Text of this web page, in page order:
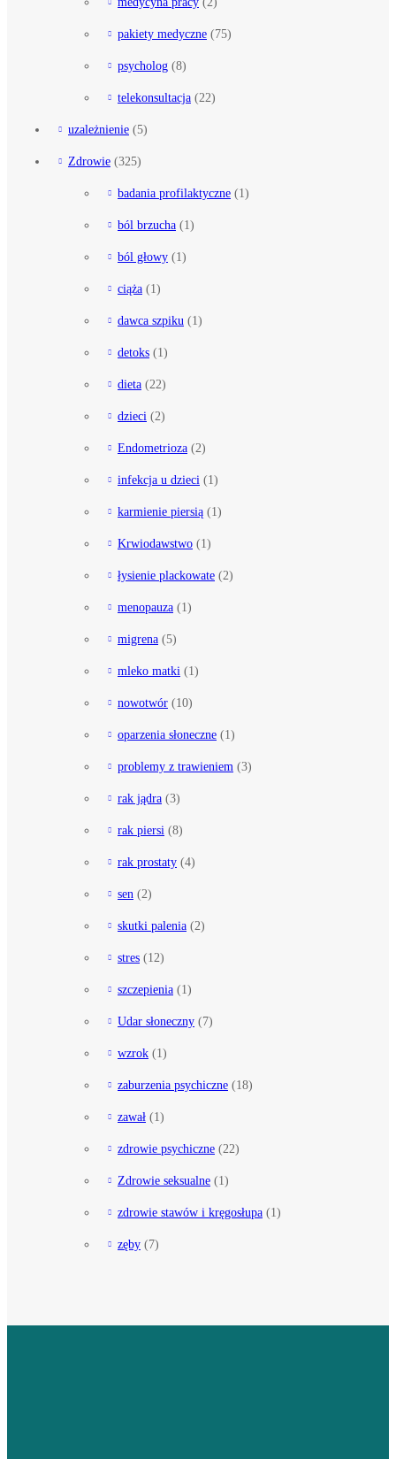
pakiety medyczne (75)
psycholog (8)
telekonsultacja (22)
uzależnienie (5)
Zdrowie (325)
badania profilaktyczne (1)
ból brzucha (1)
ból głowy (1)
ciąża (1)
dawca szpiku (1)
detoks (1)
dieta (22)
dzieci (2)
Endometrioza (2)
infekcja u dzieci (1)
karmienie piersią (1)
Krwiodawstwo (1)
łysienie plackowate (2)
menopauza (1)
migrena (5)
mleko matki (1)
nowotwór (10)
oparzenia słoneczne (1)
problemy z trawieniem (3)
rak jądra (3)
rak piersi (8)
rak prostaty (4)
sen (2)
skutki palenia (2)
stres (12)
szczepienia (1)
Udar słoneczny (7)
wzrok (1)
zaburzenia psychiczne (18)
zawał (1)
zdrowie psychiczne (22)
Zdrowie seksualne (1)
zdrowie stawów i kręgosłupa (1)
zęby (7)